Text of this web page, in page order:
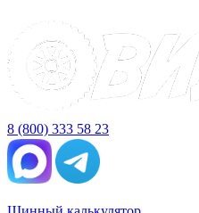
8 (800) 333 58 23